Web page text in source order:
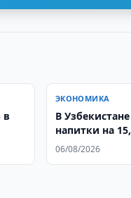
в
ЭКОНОМИКА
В
напитки на
06/08/2026